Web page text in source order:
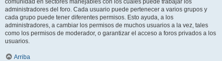
comunidad en sectores manejables con los cuales puede trabajar los
administradores del foro. Cada usuario puede pertenecer a varios grupos y
cada grupo puede tener diferentes permisos. Esto ayuda, a los
administradores, a cambiar los permisos de muchos usuarios a la vez, tales
como los permisos de moderador, o garantizar el acceso a foros privados a los
usuarios.
Arriba